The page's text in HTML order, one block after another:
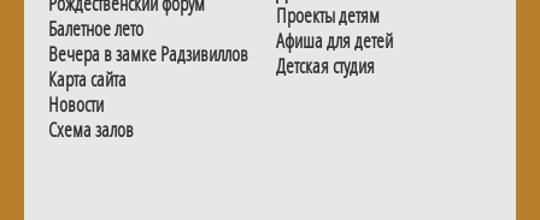
Балетное лето
Вечера в замке Радзивиллов
Карта сайта
Новости
Схема залов
Проекты детям
Афиша для детей
Детская студия